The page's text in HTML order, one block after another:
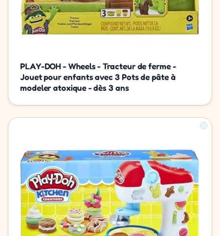
PLAY-DOH - Wheels - Tracteur de ferme -
Jouet pour enfants avec 3 Pots de pâte à
modeler atoxique - dès 3 ans